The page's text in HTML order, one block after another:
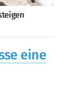
eine